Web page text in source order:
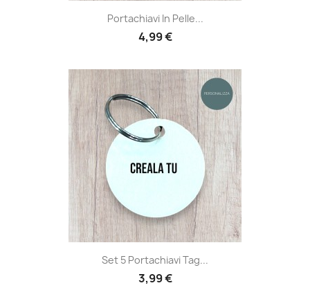
Portachiavi In Pelle...
4,99 €
Set 5 Portachiavi Tag...
3,99 €